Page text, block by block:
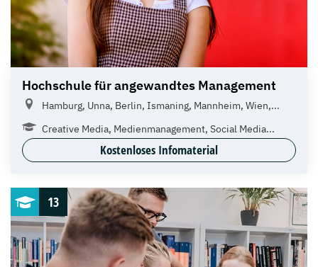
Hochschule für angewandtes Management
Hamburg, Unna, Berlin, Ismaning, Mannheim, Wien,...
Creative Media, Medienmanagement, Social Media...
Kostenloses Infomaterial
13